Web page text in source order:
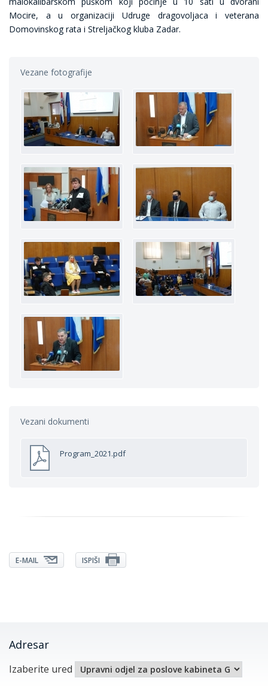
Mocire, a u organizaciji Udruge dragovoljaca i veterana
Domovinskog rata i Streljačkog kluba Zadar.
Vezane fotografije
Vezani dokumenti
Program_2021.pdf
E-MAIL ISPIŠI
Adresar
Izaberite ured